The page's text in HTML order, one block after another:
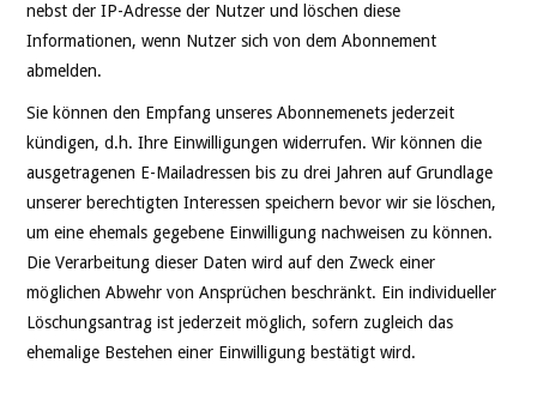
nebst der IP-Adresse der Nutzer und löschen diese
Informationen, wenn Nutzer sich von dem Abonnement
abmelden.
Sie können den Empfang unseres Abonnemenets jederzeit
kündigen, d.h. Ihre Einwilligungen widerrufen. Wir können die
ausgetragenen E-Mailadressen bis zu drei Jahren auf Grundlage
unserer berechtigten Interessen speichern bevor wir sie löschen,
um eine ehemals gegebene Einwilligung nachweisen zu können.
Die Verarbeitung dieser Daten wird auf den Zweck einer
möglichen Abwehr von Ansprüchen beschränkt. Ein individueller
Löschungsantrag ist jederzeit möglich, sofern zugleich das
ehemalige Bestehen einer Einwilligung bestätigt wird.